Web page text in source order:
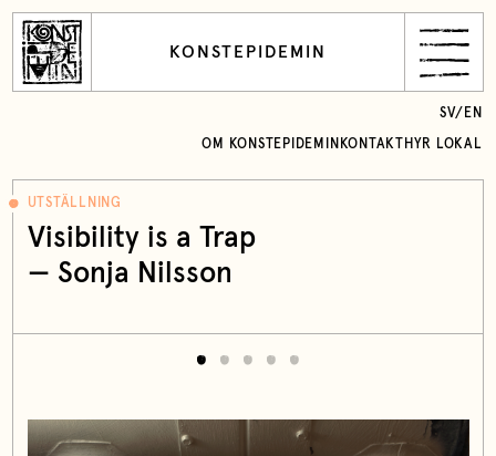
KONSTEPIDEMIN
OM KONSTEPIDEMIN KONTAKT HYR LOKAL
SV/ EN
UTSTÄLLNING
Visibility is a Trap
— Sonja Nilsson